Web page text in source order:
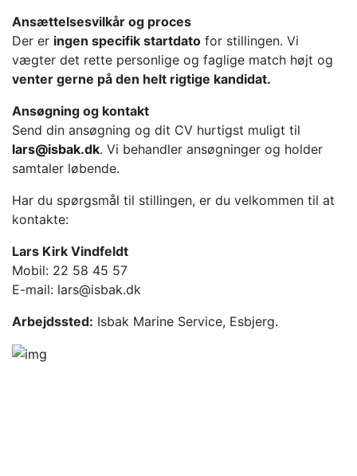
Ansættelsesvilkår og proces
Der er ingen specifik startdato for stillingen. Vi
vægter det rette personlige og faglige match højt og
venter gerne på den helt rigtige kandidat.
Ansøgning og kontakt
Send din ansøgning og dit CV hurtigst muligt til
lars@isbak.dk. Vi behandler ansøgninger og holder
samtaler løbende.
Har du spørgsmål til stillingen, er du velkommen til at
kontakte:
Lars Kirk Vindfeldt
Mobil: 22 58 45 57
E-mail: lars@isbak.dk
Arbejdssted: Isbak Marine Service, Esbjerg.